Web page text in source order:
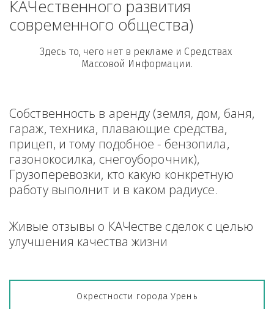
КАЧественного развития
современного общества)
Здесь то, чего нет в рекламе и Средствах
Массовой Информации.
Собственность в аренду (земля, дом, баня,
гараж, техника, плавающие средства,
прицеп, и тому подобное - бензопила,
газонокосилка, снегоуборочник),
Грузоперевозки, кто какую конкретную
работу выполнит и в каком радиусе.
Живые отзывы о КАЧестве сделок с целью
улучшения качества жизни
Окрестности города Урень